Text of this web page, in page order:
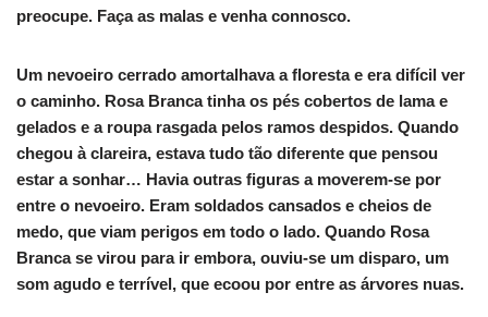
preocupe. Faça as malas e venha connosco.
Um nevoeiro cerrado amortalhava a floresta e era difícil ver
o caminho. Rosa Branca tinha os pés cobertos de lama e
gelados e a roupa rasgada pelos ramos despidos. Quando
chegou à clareira, estava tudo tão diferente que pensou
estar a sonhar… Havia outras figuras a moverem-se por
entre o nevoeiro. Eram soldados cansados e cheios de
medo, que viam perigos em todo o lado. Quando Rosa
Branca se virou para ir embora, ouviu-se um disparo, um
som agudo e terrível, que ecoou por entre as árvores nuas.